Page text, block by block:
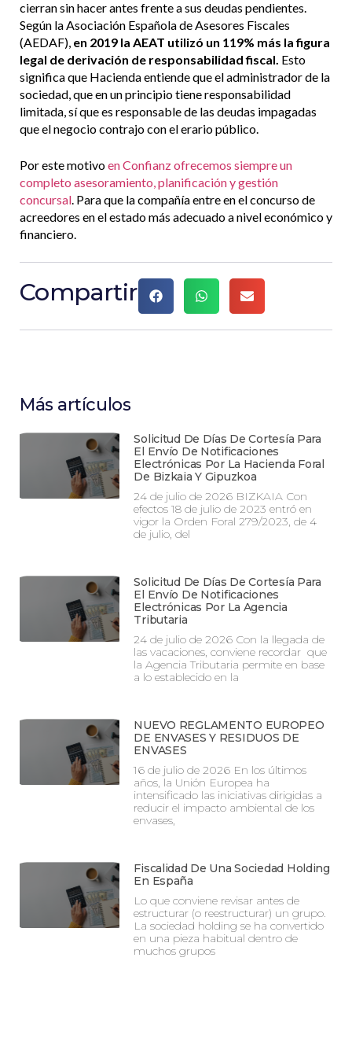
cierran sin hacer antes frente a sus deudas pendientes.
Según la Asociación Española de Asesores Fiscales
(AEDAF), en 2019 la AEAT utilizó un 119% más la figura
legal de derivación de responsabilidad fiscal. Esto
significa que Hacienda entiende que el administrador de la
sociedad, que en un principio tiene responsabilidad
limitada, sí que es responsable de las deudas impagadas
que el negocio contrajo con el erario público.
Por este motivoen Confianz ofrecemos siempre un
completo asesoramiento, planificación y gestión
concursal. Para que la compañía entre en el concurso de
acreedores en el estado más adecuado a nivel económico y
financiero.
Compartir
Más artículos
Solicitud De Días De Cortesía Para
El Envío De Notificaciones
Electrónicas Por La Hacienda Foral
De Bizkaia Y Gipuzkoa
24 de julio de 2026 BIZKAIA Con
efectos 18 de julio de 2023 entró en
vigor la Orden Foral 279/2023, de 4
de julio, del
Solicitud De Días De Cortesía Para
El Envío De Notificaciones
Electrónicas Por La Agencia
Tributaria
24 de julio de 2026 Con la llegada de
las vacaciones, conviene recordar que
la Agencia Tributaria permite en base
a lo establecido en la
NUEVO REGLAMENTO EUROPEO
DE ENVASES Y RESIDUOS DE
ENVASES
16 de julio de 2026 En los últimos
años, la Unión Europea ha
intensificado las iniciativas dirigidas a
reducir el impacto ambiental de los
envases,
Fiscalidad De Una Sociedad Holding
En España
Lo que conviene revisar antes de
estructurar (o reestructurar) un grupo.
La sociedad holding se ha convertido
en una pieza habitual dentro de
muchos grupos